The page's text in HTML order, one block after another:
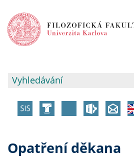
Opatření děkana